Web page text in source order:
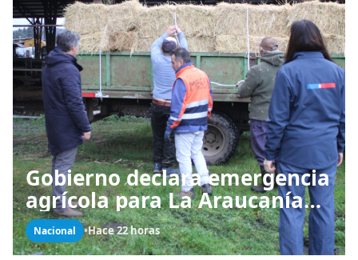
Gobierno declara emergencia
agrícola para La Araucanía
tras desastres por pasos de
sistemas frontales
Nacional •Hace 22 horas